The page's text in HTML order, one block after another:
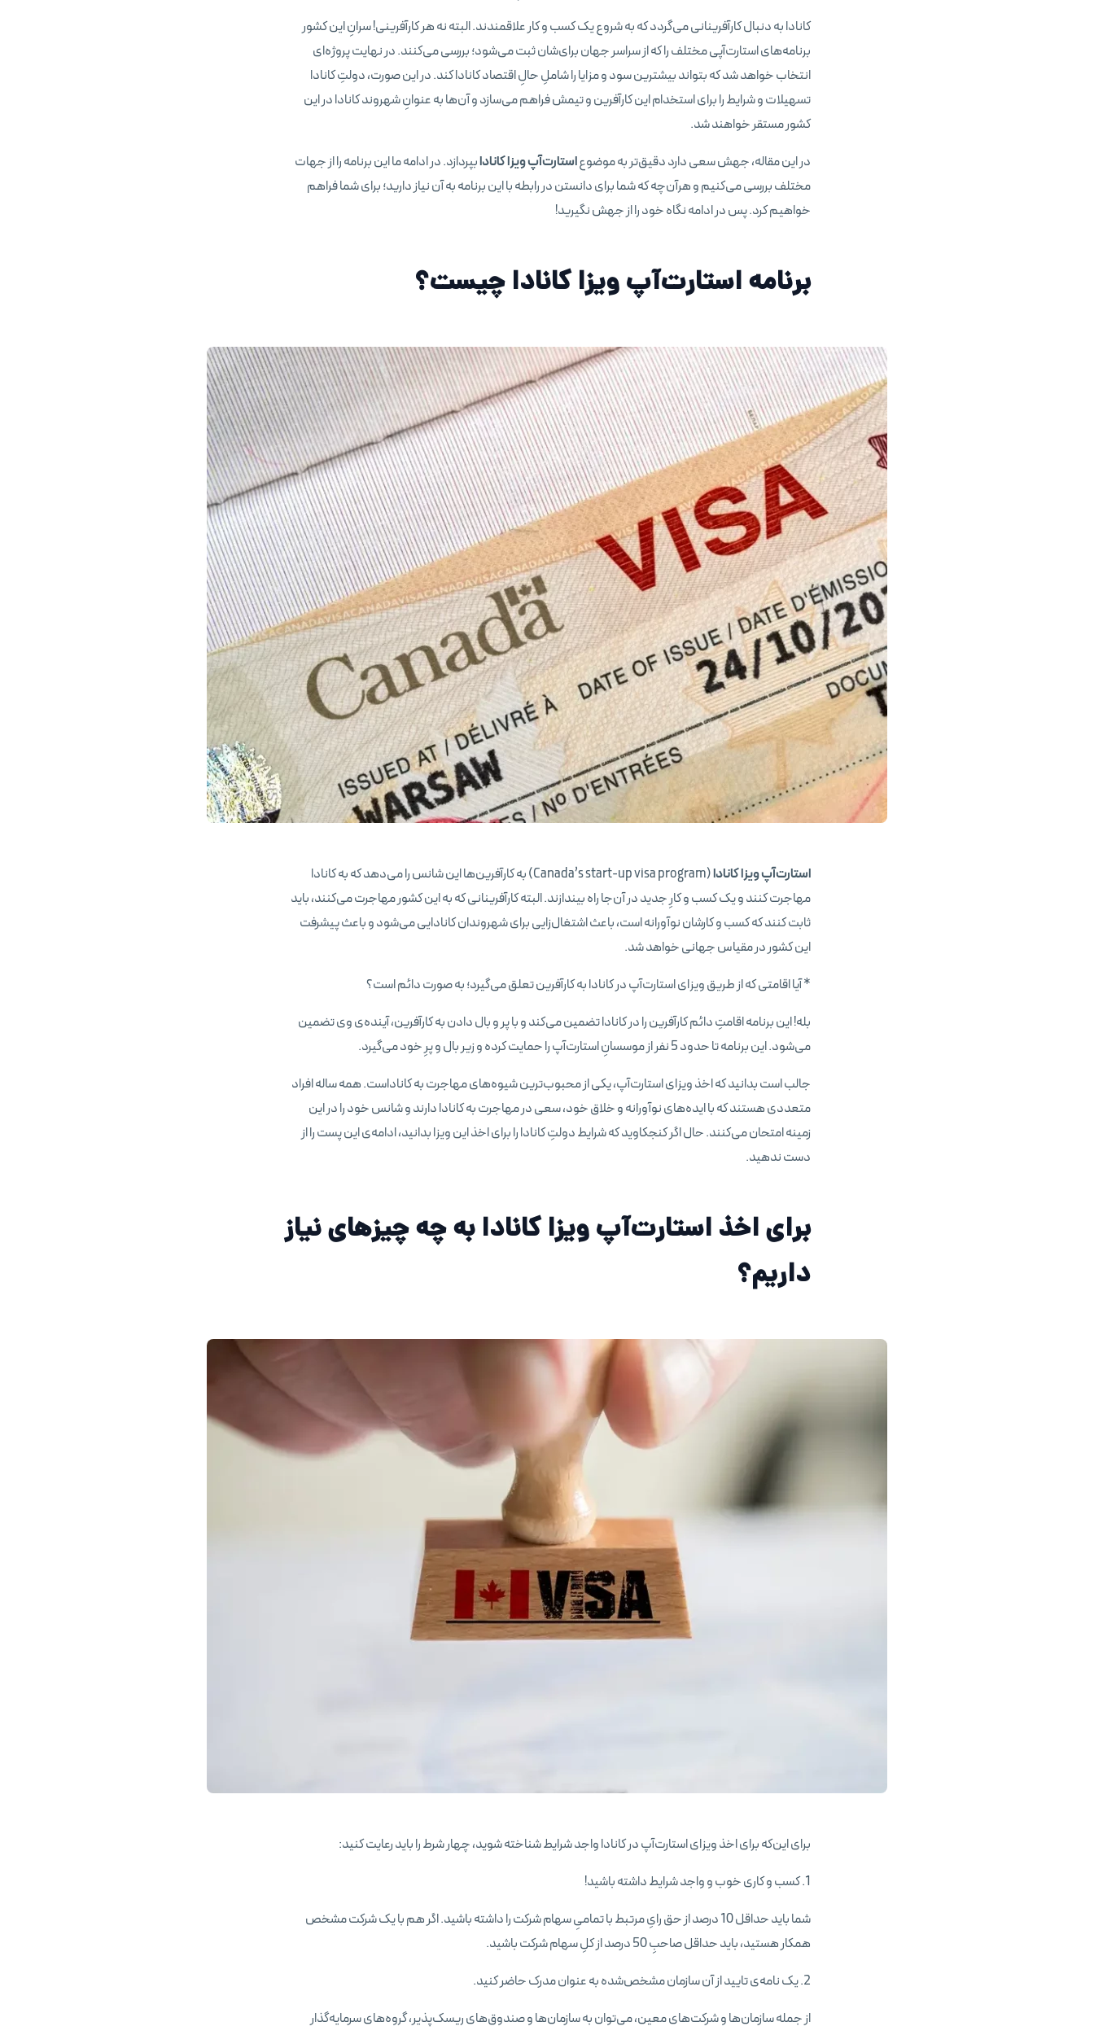
کانادا به دنبال کارآفرینانی می‌گردد که به شروع یک کسب و کار علاقمندند. البته نه هر کارآفرینی! سرانِ این کشور
برنامه‌های استارت‌آپی مختلف را که از سراسر جهان برای‌شان ثبت می‌شود؛ بررسی می‌کنند. در نهایت پروژه‌ای
انتخاب خواهد شد که بتواند بیشترین سود و مزایا را شاملِ حالِ اقتصاد کانادا کند. در این صورت، دولتِ کانادا
تسهیلات و شرایط را برای استخدام این کارآفرین و تیمش فراهم می‌سازد و آن‌ها به عنوانِ شهروند کانادا در این
کشور مستقر خواهند شد.
در این مقاله، جهش سعی دارد دقیق‌تر به موضوعاستارت‌آپ ویزا کانادابپردازد. در ادامه ما این برنامه را از جهات
مختلف بررسی می‌کنیم و هرآن‌چه که شما برای دانستن در رابطه با این برنامه به آن نیاز دارید؛ برای شما فراهم
خواهیم کرد. پس در ادامه نگاه خود را از جهش نگیرید!
برنامه استارت‌آپ ویزا کانادا چیست؟
استارت‌آپ ویزا کانادا
(Canada’s start-up visa program) به کارآفرین‌ها این شانس را می‌دهد که به کانادا
مهاجرت کنند و یک کسب و کارِ جدید در آن‌جا راه بیندازند. البته کارآفرینانی که به این کشور مهاجرت می‌کنند، باید
ثابت کنند که کسب و کارشان نوآورانه است، باعث اشتغال‌زایی برای شهروندان کانادایی می‌شود و باعث پیشرفت
این کشور در مقیاس جهانی خواهد شد.
* آیا اقامتی که از طریق ویزای استارت‌آپ در کانادا به کارآفرین تعلق می‌گیرد؛ به صورت دائم است؟
بله! این برنامه اقامتِ دائم کارآفرین را در کانادا تضمین می‌کند و با پر و بال دادن به کارآفرین، آینده‌ی وی تضمین
می‌شود. این برنامه تا حدود 5 نفر از موسسانِ استارت‌آپ را حمایت کرده و زیر بال و پرِ خود می‌گیرد.
جالب است بدانید که اخذ ویزای استارت‌آپ، یکی از محبوب‌ترین شیوه‌های مهاجرت به کاناداست. همه ساله افراد
متعددی هستند که با ایده‌های نوآورانه و خلاق خود، سعی در مهاجرت به کانادا دارند و شانس خود را در این
زمینه امتحان می‌کنند. حال اگر کنجکاوید که شرایط دولتِ کانادا را برای اخذ این ویزا بدانید، ادامه‌ی این پست را از
دست ندهید.
برای اخذ استارت‌آپ ویزا کانادا به چه چیزهای نیاز
داریم؟
برای این‌که برای اخذ ویزای استارت‌آپ در کانادا واجد شرایط شناخته شوید، چهار شرط را باید رعایت کنید:
1. کسب و کاری خوب و واجد شرایط داشته باشید!
شما باید حداقل 10 درصد از حق رایِ مرتبط با تمامیِ سهام شرکت را داشته باشید. اگر هم با یک شرکت مشخص
همکار هستید، باید حداقل صاحبِ 50 درصد از کلِ سهام شرکت باشید.
2. یک نامه‌ی تایید از آن سازمان مشخص‌شده به عنوان مدرک حاضر کنید.
از جمله سازمان‌ها و شرکت‌های معین، می‌توان به سازمان‌ها و صندوق‌های ریسک‌پذیر، گروه‌های سرمایه‌گذار